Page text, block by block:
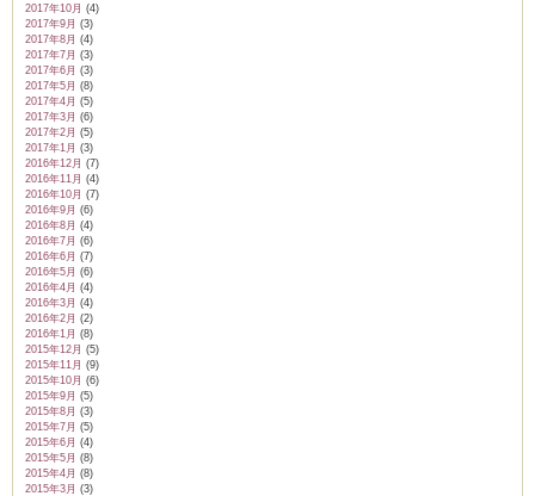
2017年10月 (4)
2017年9月 (3)
2017年8月 (4)
2017年7月 (3)
2017年6月 (3)
2017年5月 (8)
2017年4月 (5)
2017年3月 (6)
2017年2月 (5)
2017年1月 (3)
2016年12月 (7)
2016年11月 (4)
2016年10月 (7)
2016年9月 (6)
2016年8月 (4)
2016年7月 (6)
2016年6月 (7)
2016年5月 (6)
2016年4月 (4)
2016年3月 (4)
2016年2月 (2)
2016年1月 (8)
2015年12月 (5)
2015年11月 (9)
2015年10月 (6)
2015年9月 (5)
2015年8月 (3)
2015年7月 (5)
2015年6月 (4)
2015年5月 (8)
2015年4月 (8)
2015年3月 (3)